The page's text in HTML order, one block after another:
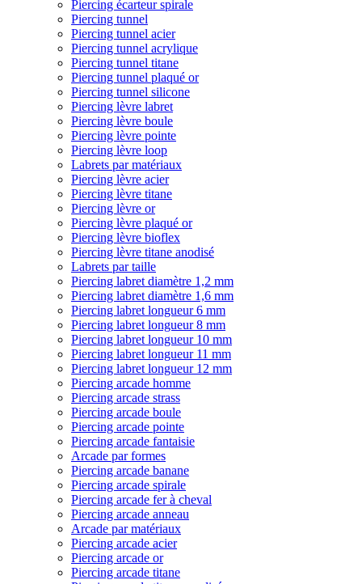
Piercing écarteur spirale
Piercing tunnel
Piercing tunnel acier
Piercing tunnel acrylique
Piercing tunnel titane
Piercing tunnel plaqué or
Piercing tunnel silicone
Piercing lèvre labret
Piercing lèvre boule
Piercing lèvre pointe
Piercing lèvre loop
Labrets par matériaux
Piercing lèvre acier
Piercing lèvre titane
Piercing lèvre or
Piercing lèvre plaqué or
Piercing lèvre bioflex
Piercing lèvre titane anodisé
Labrets par taille
Piercing labret diamètre 1,2 mm
Piercing labret diamètre 1,6 mm
Piercing labret longueur 6 mm
Piercing labret longueur 8 mm
Piercing labret longueur 10 mm
Piercing labret longueur 11 mm
Piercing labret longueur 12 mm
Piercing arcade homme
Piercing arcade strass
Piercing arcade boule
Piercing arcade pointe
Piercing arcade fantaisie
Arcade par formes
Piercing arcade banane
Piercing arcade spirale
Piercing arcade fer à cheval
Piercing arcade anneau
Arcade par matériaux
Piercing arcade acier
Piercing arcade or
Piercing arcade titane